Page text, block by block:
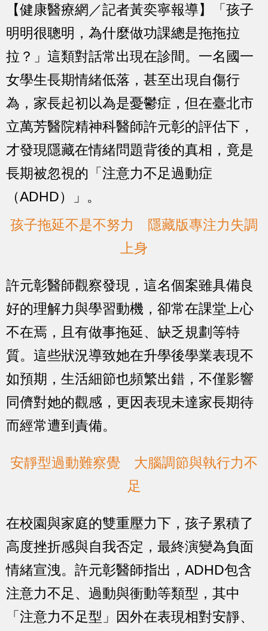
【健康醫療網／記者黃奕寧報導】「孩子
明明很聰明，為什麼做功課總是拖拖拉
拉？」這類對話常出現在診間。一名國一
女學生長期情緒低落，甚至出現自傷行
為，家長起初以為是憂鬱症，但在臺北市
立萬芳醫院精神科醫師許元彰的評估下，
才發現隱藏在情緒問題背後的真相，竟是
長期被忽視的「注意力不足過動症
（ADHD）」。
孩子拖延不是不努力 隱藏版專注力失調
上身
許元彰醫師觀察發現，這名個案雖具備良
好的理解力與學習動機，卻常在課堂上心
不在焉，且有做事拖延、缺乏規劃等特
質。這些狀況導致她在升學後學業表現不
如預期，生活細節也頻繁出錯，不僅影響
同儕對她的觀感，更因表現未達家長期待
而經常遭到責備。
安靜型過動難察覺 大腦調節與執行力不
足
在校園與家庭的雙重壓力下，孩子累積了
高度挫折感與自我否定，最終演變為負面
情緒宣洩。許元彰醫師指出，ADHD包含
注意力不足、過動與衝動等類型，其中
「注意力不足型」因外在表現相對安靜、